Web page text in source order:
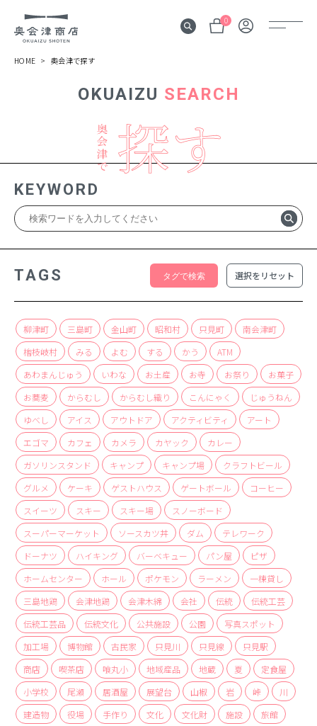
0
伝言板
みる
よむ
記事
する
体験
かう
商品
検索
ABOUT
相談窓口
アクセス
お問い合わせ
OKUAIZU SEARCH
HOME 奥会津で探す
KEYWORD
TAGS 選択をリセット
柳津町 三島町 金山町 昭和村 只見町
南会津町
檜枝岐村
みる よむ する かう
ATM
あわまんじゅう
いわな お土産 お寺 お祭り
お菓子
お蕎麦
からむし からむし織り こんにゃく
じゅうねん
ゆべし
アイス アウトドア アクティビティ
アート
エゴマ
カフェ カメラ カヤック
カレー
ガソリンスタンド
キャンプ キャンプ場
クラフトビール
グルメ
ケーキ ゲストハウス ゲートボール
コーヒー
スイーツ
スキー スキー場
スノーボード
スーパーマーケット
ソースカツ丼 ダム
テレワーク
ドーナツ
ハイキング バーベキュー パン屋
ピザ
ホームセンター
ホール ポケモン ラーメン
一棟貸し
三島地鶏
会津地鶏 会津木綿 会社 伝統
伝統工芸
伝統工芸品
伝統文化 公共施設 公園
写真スポット
加工場
博物館 古民家 只見川 只見線
只見駅
商店
喫茶店 喰丸小 地域産品 地蔵 夏
定食屋
小学校
尾瀬 居酒屋 展望台 山椒 岩 峠
川
建造物
役場 手作り 文化 文化財 施設
旅館